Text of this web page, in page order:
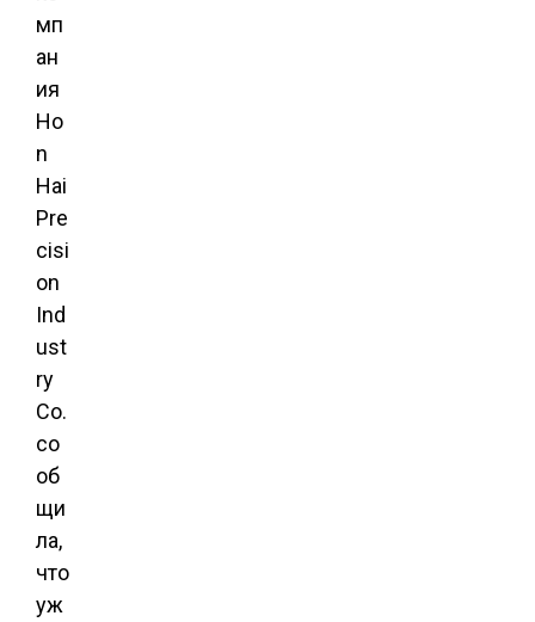
мп
ан
ия
Ho
n
Hai
Pre
cisi
on
Ind
ust
ry
Co.
со
об
щи
ла,
что
уж